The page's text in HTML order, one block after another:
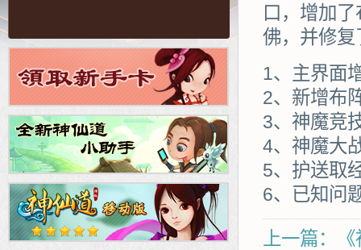
口，增加
佛，并修
1、主界面
2、新增布
3、神魔竞
4、神魔大
5、护送取
6、已知问
上一篇：